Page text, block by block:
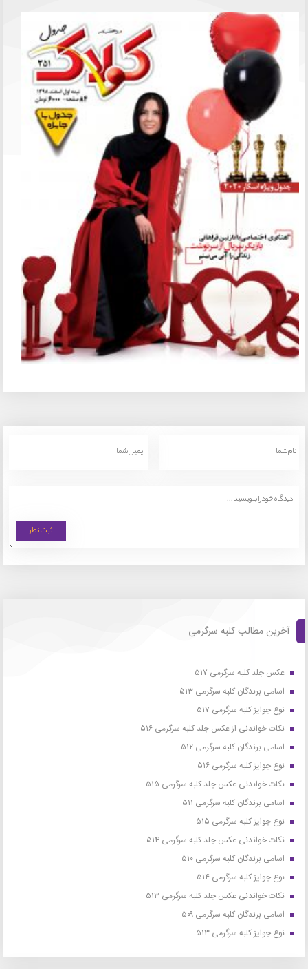
آخرین مطالب کلبه سرگرمی
عکس جلد کلبه سرگرمی ۵۱۷
اسامی برندگان کلبه سرگرمی ۵۱۳
نوع جوایز کلبه سرگرمی ۵۱۷
نکات خواندنی از عکس جلد کلبه سرگرمی ۵۱۶
اسامی برندگان کلبه سرگرمی ۵۱۲
نوع جوایز کلبه سرگرمی ۵۱۶
نکات خواندنی عکس جلد کلبه سرگرمی ۵۱۵
اسامی برندگان کلبه سرگرمی ۵۱۱
نوع جوایز کلبه سرگرمی ۵۱۵
نکات خواندنی عکس جلد کلبه سرگرمی ۵۱۴
اسامی برندگان کلبه سرگرمی ۵۱۰
نوع جوایز کلبه سرگرمی ۵۱۴
نکات خواندنی عکس جلد کلبه سرگرمی ۵۱۳
اسامی برندگان کلبه سرگرمی ۵۰۹
نوع جوایز کلبه سرگرمی ۵۱۳